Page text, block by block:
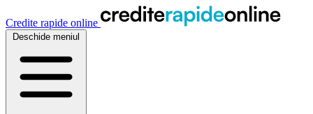
Credite rapide online
Deschide meniul